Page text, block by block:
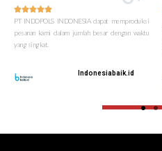

PT INDOPOLS INDONESIA dapat memproduksi
pesanan kami dalam jumlah besar dengan waktu
yang singkat.
Indonesiabaik.id